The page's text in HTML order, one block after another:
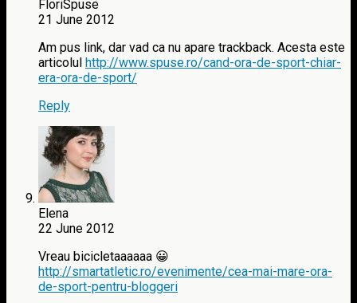
FloriSpuse
21 June 2012
Am pus link, dar vad ca nu apare trackback. Acesta este
articolul http://www.spuse.ro/cand-ora-de-sport-chiar-
era-ora-de-sport/
Reply
Elena
22 June 2012
Vreau bicicletaaaaaa 😀
http://smartatletic.ro/evenimente/cea-mai-mare-ora-
de-sport-pentru-bloggeri